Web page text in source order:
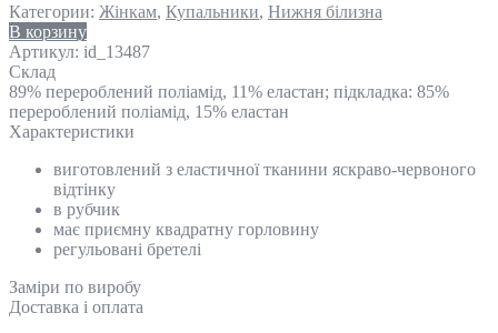
Категории: Жінкам, Купальники, Нижня білизна
В корзину
Артикул: id_13487
Склад
89% перероблений поліамід, 11% еластан; підкладка: 85%
перероблений поліамід, 15% еластан
Характеристики
виготовлений з еластичної тканини яскраво-червоного
відтінку
в рубчик
має приємну квадратну горловину
регульовані бретелі
Замiри по виробу
Доставка і оплата